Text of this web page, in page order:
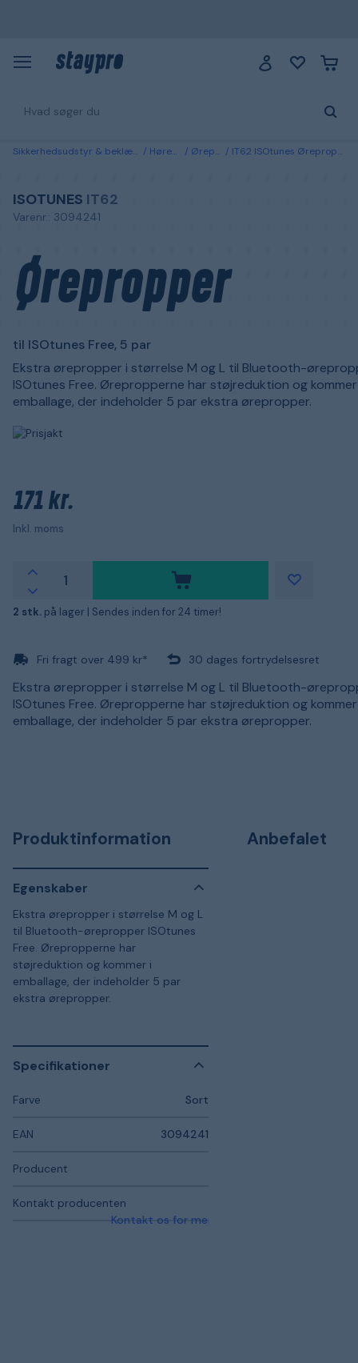
Sikkerhedsudstyr & beklædning Høreværn Ørepropper IT62 ISOtunes Ørepropper til ISOtunes Free, 5 par
ISOTUNES IT62
Varenr.: 3094241
Ørepropper
til ISOtunes Free, 5 par
Ekstra ørepropper i størrelse M og L til Bluetooth-
ISOtunes Free. Ørepropperne har støjreduktion og
emballage, der indeholder 5 par ekstra ørepropper.
171 kr.
Inkl. moms
2 stk. på lager | Sendes inden for 24 timer!
Fri fragt over 499 kr* 30 dages fortrydelsesret
Ekstra ørepropper i størrelse M og L til Bluetooth-
ISOtunes Free. Ørepropperne har støjreduktion og
emballage, der indeholder 5 par ekstra ørepropper.
Produktinformation
Egenskaber
Ekstra ørepropper i størrelse M og L
til Bluetooth-ørepropper ISOtunes
Free. Ørepropperne har
støjreduktion og kommer i
emballage, der indeholder 5 par
ekstra ørepropper.
Specifikationer
Farve Sort
EAN 3094241
Producent
Kontakt producenten
Kontakt os for mere information
Anbefalet